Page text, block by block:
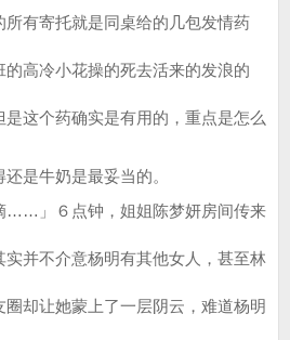
有寄托就是同桌给的几包发情药
高冷小花操的死去活来的发浪的
这个药确实是有用的，重点是怎么
是牛奶是最妥当的。
」６点钟，姐姐陈梦妍房间传来
并不介意杨明有其他女人，甚至林
圈却让她蒙上了一层阴云，难道杨明